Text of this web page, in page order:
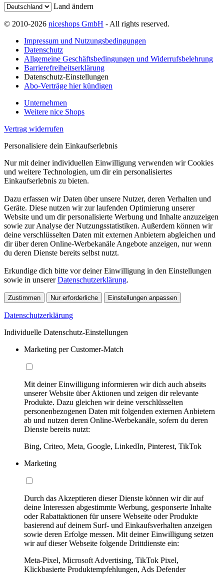
Land ändern
© 2010-2026 niceshops GmbH - All rights reserved.
Impressum und Nutzungsbedingungen
Datenschutz
Allgemeine Geschäftsbedingungen und Widerrufsbelehrung
Barrierefreiheitserklärung
Datenschutz-Einstellungen
Abo-Verträge hier kündigen
Unternehmen
Weitere nice Shops
Vertrag widerrufen
Personalisiere dein Einkaufserlebnis
Nur mit deiner individuellen Einwilligung verwenden wir Cookies
und weitere Technologien, um dir ein personalisiertes
Einkaufserlebnis zu bieten.
Dazu erfassen wir Daten über unsere Nutzer, deren Verhalten und
Geräte. Diese nutzen wir zur laufenden Optimierung unserer
Website und um dir personalisierte Werbung und Inhalte anzuzeigen
sowie zur Analyse der Nutzungsstatistiken. Außerdem können wir
deine verschlüsselten Daten mit externen Anbietern abgleichen und
dir über deren Online-Werbekanäle Angebote anzeigen, nur wenn
du deren Dienste bereits selbst nutzt.
Erkundige dich bitte vor deiner Einwilligung in den Einstellungen
sowie in unsererDatenschutzerklärung.
Zustimmen Nur erforderliche Einstellungen anpassen
Datenschutzerklärung
Individuelle Datenschutz-Einstellungen
Marketing per Customer-Match
Mit deiner Einwilligung informieren wir dich auch abseits
unserer Website über Aktionen und zeigen dir relevante
Produkte. Dazu gleichen wir deine verschlüsselten
personenbezogenen Daten mit folgenden externen Anbietern
ab und nutzen deren Online-Werbekanäle, sofern du deren
Dienste bereits nutzt:
Bing, Criteo, Meta, Google, LinkedIn, Pinterest, TikTok
Marketing
Durch das Akzeptieren dieser Dienste können wir dir auf
deine Interessen abgestimmte Werbung, gesponserte Inhalte
oder Rabattaktionen für unsere Webseite oder Produkte
basierend auf deinem Surf- und Einkaufsverhalten anzeigen
sowie deren Erfolge messen. Mit deiner Einwilligung setzen
wir auf dieser Webseite folgende Drittdienste ein:
Meta-Pixel, Microsoft Advertising, TikTok Pixel,
Klickbasierte Produktempfehlungen, Ads Defender